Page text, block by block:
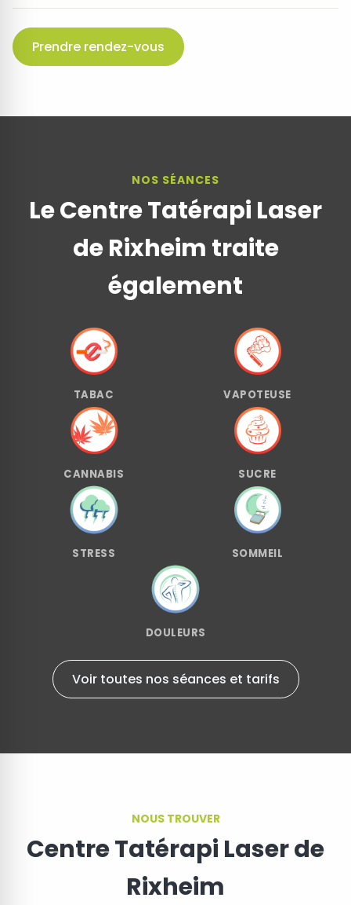
Prendre rendez-vous
NOS SÉANCES
Le Centre Tatérapi Laser
de Rixheim traite
également
TABAC VAPOTEUSE
CANNABIS SUCRE
STRESS SOMMEIL
DOULEURS
Voir toutes nos séances et tarifs
NOUS TROUVER
Centre Tatérapi Laser de
Rixheim